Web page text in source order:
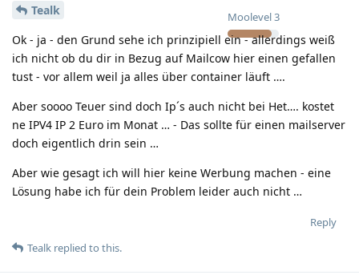
Moolevel3
Tealk
Ok - ja - den Grund sehe ich prinzipiell ein - allerdings weiß
ich nicht ob du dir in Bezug auf Mailcow hier einen gefallen
tust - vor allem weil ja alles über container läuft ….
Aber soooo Teuer sind doch Ip´s auch nicht bei Het…. kostet
ne IPV4 IP 2 Euro im Monat … - Das sollte für einen mailserver
doch eigentlich drin sein …
Aber wie gesagt ich will hier keine Werbung machen - eine
Lösung habe ich für dein Problem leider auch nicht …
Reply
Tealk replied to this.